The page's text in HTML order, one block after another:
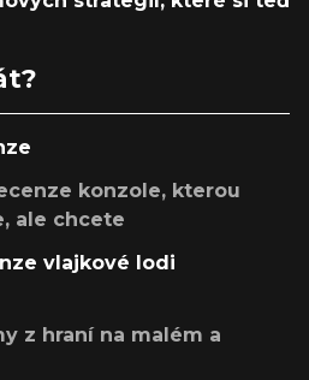
konzole, kterou
ale chcete
vlajkové lodi
z hraní na malém a